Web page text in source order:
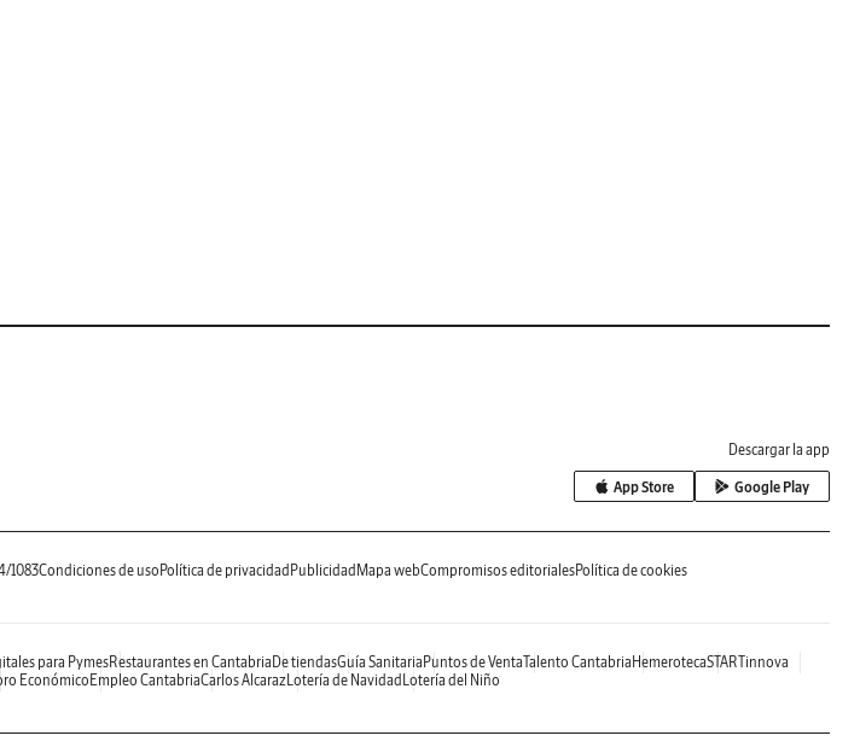
Descargar la app
App Store Google Play
1083Condiciones de uso Política de privacidad Publicidad Mapa webCompromisos editorialesPolítica de cookies
para PymesRestaurantes en Cantabria De tiendasGuía Sanitaria Puntos de VentaTalento Cantabria HemerotecaSTARTinnova
Económico Empleo CantabriaCarlos AlcarazLotería de Navidad Lotería del Niño